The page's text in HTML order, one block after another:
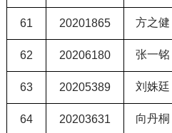
61 20201865 方之健
62 20206180 张一铭
63 20205389 刘姝廷
64 20203631 向丹桐